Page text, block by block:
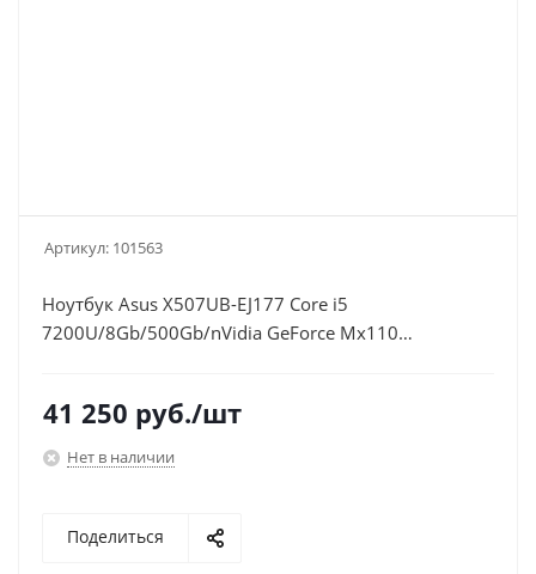
Артикул: 101563
Ноутбук Asus X507UB-EJ177 Core i5
7200U/8Gb/500Gb/nVidia GeForce Mx110
41 250 руб./шт
Нет в наличии
Поделиться